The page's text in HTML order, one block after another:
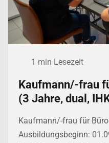
1 min Lesezeit
Kaufmann/-frau
(3 Jahre, dual,
Kaufmann/-frau für
Ausbildungsbeginn: